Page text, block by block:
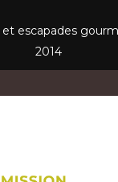
escapades
2014